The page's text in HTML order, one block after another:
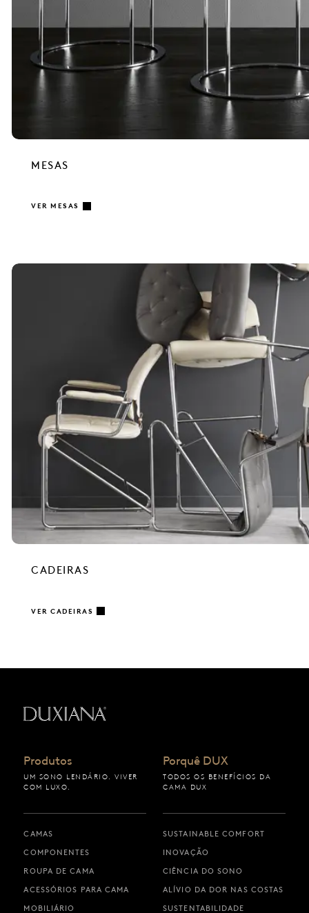
MESAS
VER MESAS
CADEIRAS
VER CADEIRAS
Produtos
UM SONO LENDÁRIO. VIVER
COM LUXO.
CAMAS
COMPONENTES
ROUPA DE CAMA
ACESSÓRIOS PARA CAMA
MOBILIÁRIO
Porquê DUX
TODOS OS BENEFÍCIOS DA
CAMA DUX
SUSTAINABLE COMFORT
INOVAÇÃO
CIÊNCIA DO SONO
ALÍVIO DA DOR NAS COSTAS
SUSTENTABILIDADE